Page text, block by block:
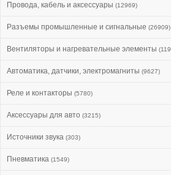
Провода, кабель и аксессуары (12969)
Разъемы промышленные и сигнальные (26909)
Вентиляторы и нагревательные элементы
Автоматика, датчики, электромагниты (9627)
Реле и контакторы (5780)
Аксессуары для авто (3215)
Источники звука (303)
Пневматика (1549)